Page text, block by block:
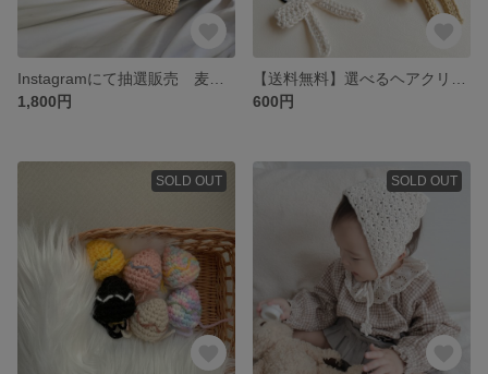
1,800円
600円
SOLD OUT SOLD OUT